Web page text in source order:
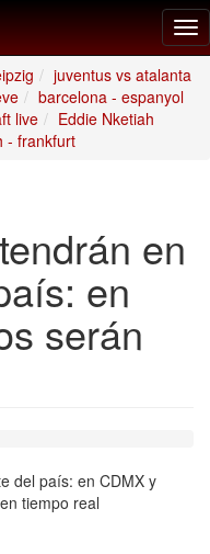
juventus vs atalanta
barcelona - espanyol
live
Eddie Nketiah
- frankfurt
en
en
serán